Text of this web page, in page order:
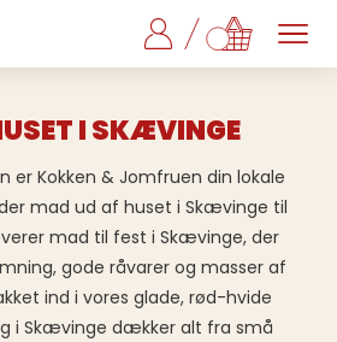
I SKÆVINGE
er Kokken & Jomfruen din lokale
mad ud af huset i Skævinge til
mad til fest i Skævinge, der
gode råvarer og masser af
ind i vores glade, rød-hvide
i Skævinge dækker alt fra små